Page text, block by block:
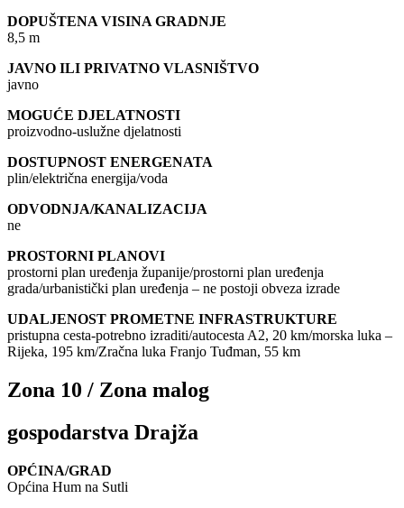
DOPUŠTENA VISINA GRADNJE
8,5 m
JAVNO ILI PRIVATNO VLASNIŠTVO
javno
MOGUĆE DJELATNOSTI
proizvodno-uslužne djelatnosti
DOSTUPNOST ENERGENATA
plin/električna energija/voda
ODVODNJA/KANALIZACIJA
ne
PROSTORNI PLANOVI
prostorni plan uređenja županije/prostorni plan uređenja
grada/urbanistički plan uređenja – ne postoji obveza izrade
UDALJENOST PROMETNE INFRASTRUKTURE
pristupna cesta-potrebno izraditi/autocesta A2, 20 km/morska luka –
Rijeka, 195 km/Zračna luka Franjo Tuđman, 55 km
Zona 10 / Zona malog
gospodarstva Drajža
OPĆINA/GRAD
Općina Hum na Sutli